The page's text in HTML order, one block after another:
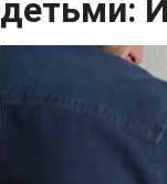
детьми: